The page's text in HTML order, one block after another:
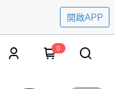
開啟APP
0